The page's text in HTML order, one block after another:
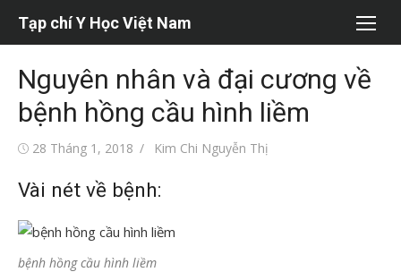
dung
Tạp chí Y Học Việt Nam
Nguyên nhân và đại cương về
bệnh hồng cầu hình liềm
Đăng28 Tháng 1, 2018
Tác
Kim Chi Nguyễn Thị
Vài nét về bệnh:
bệnh hồng cầu hình liềm